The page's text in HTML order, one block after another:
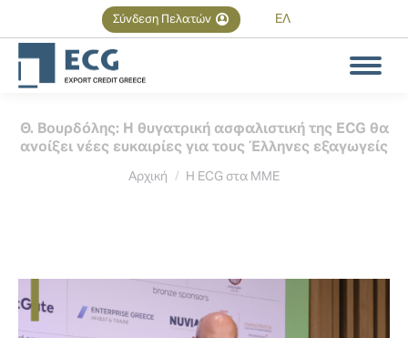
Σύνδεση Πελατών ΕΛ
Θ. Βουρδόλης: Η θυγατρική ασφαλιστική της ECG θα
ανοίξει νέες ευκαιρίες για τους Έλληνες εξαγωγείς
Αρχική Η ECG στα MME